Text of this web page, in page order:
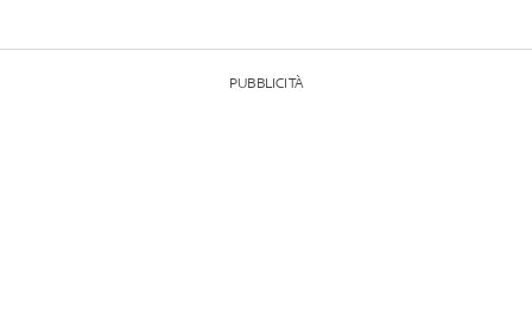
PUBBLICITÀ